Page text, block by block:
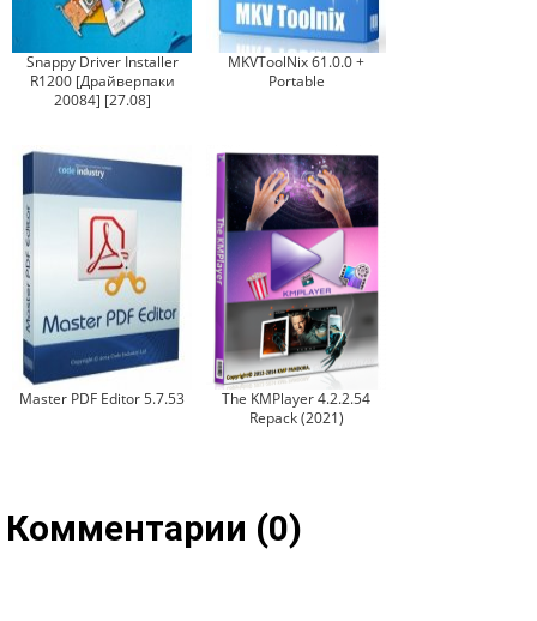
Snappy Driver Installer
R1200 [Драйверпаки
20084] [27.08]
MKVToolNix 61.0.0 +
Portable
Master PDF Editor 5.7.53
The KMPlayer 4.2.2.54
Repack (2021)
Комментарии (0)